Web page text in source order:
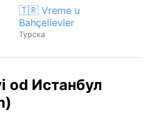
🇹🇷 Vreme u
Bahçelievler
Турска
od Истанбул